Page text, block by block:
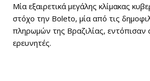
Μία εξαιρετικά μεγάλης κλίμακας
στόχο την Boleto, μία από τις
πληρωμών της Βραζιλίας, εντόπισαν
ερευνητές.